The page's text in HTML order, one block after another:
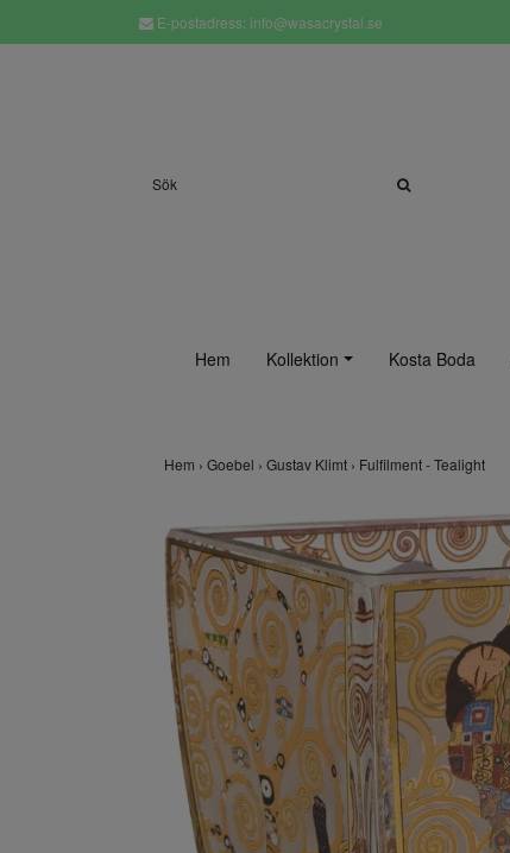
E-postadress: info@wasacrystal.se
Hem Kollektion Kosta Boda
Hem › Goebel › Gustav Klimt › Fulfilment - Tealight